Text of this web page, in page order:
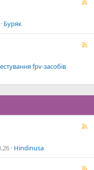
Буряк
fpv-засобів
Hindinusa